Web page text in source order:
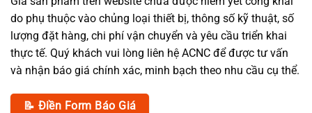
do phụ thuộc vào chủng loại thiết bị, thông số kỹ thuật, số
lượng đặt hàng, chi phí vận chuyển và yêu cầu triển khai
thực tế. Quý khách vui lòng liên hệ ACNC để được tư vấn
và nhận báo giá chính xác, minh bạch theo nhu cầu cụ thể.
📝 Điền Form Báo Giá